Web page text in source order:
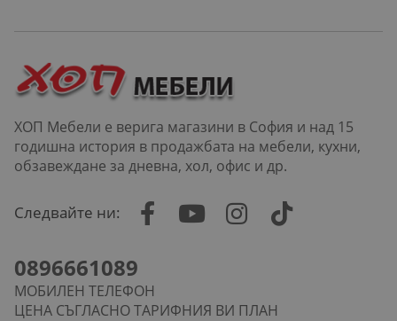
ХОП Мебели е верига магазини в София и над 15
годишна история в продажбата на мебели, кухни,
обзавеждане за дневна, хол, офис и др.
Следвайте ни:
0896661089
МОБИЛЕН ТЕЛЕФОН
ЦЕНА СЪГЛАСНО ТАРИФНИЯ ВИ ПЛАН